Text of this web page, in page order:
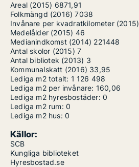
Areal (2015) 6871,91
Folkmängd (2016) 7038
Invånare per kvadratkilometer (2015)
Medelålder (2015) 46
Medianindkomst (2014) 221448
Antal skolor (2015) 7
Antal bibliotek (2013) 3
Kommunalskatt (2016) 33,95
Lediga m2 totalt: 1 126 498
Lediga m2 per invånare: 160,06
Lediga m2 hyresbostäder: 0
Lediga m2 rum: 0
Lediga m2 hus: 0
Källor:
SCB
Kungliga biblioteket
Hyresbostad.se